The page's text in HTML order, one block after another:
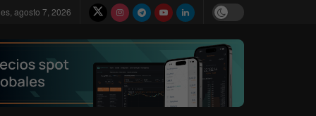
agosto 7, 2026